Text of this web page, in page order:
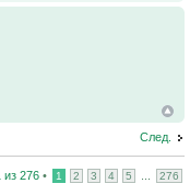
След.
из 276 • 1 2 3 4 5 276